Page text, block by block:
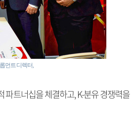
먼트 디렉터,
파트너십을 체결하고, K-분유 경쟁력을